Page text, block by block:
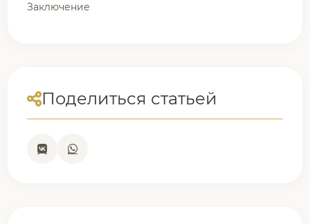
Заключение
Поделиться статьей